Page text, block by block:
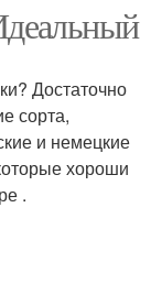
Достаточно
сорта,
и немецкие
хороши
.